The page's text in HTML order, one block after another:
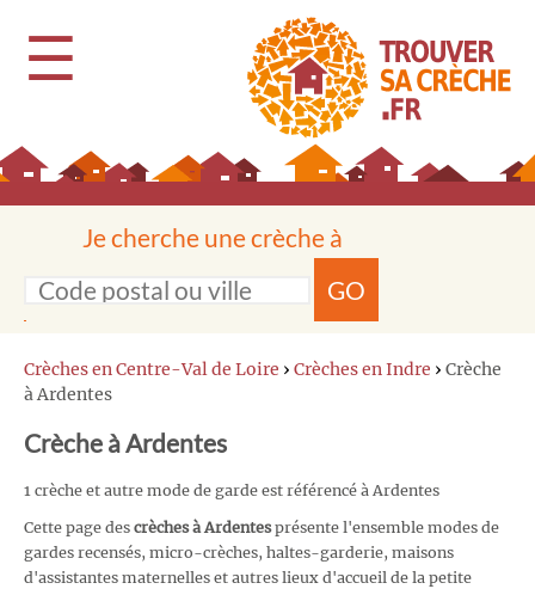
☰
Je cherche une crèche à
GO
Crèches en Centre-Val de Loire › Crèches en Indre › Crèche
à Ardentes
Crèche à Ardentes
1 crèche et autre mode de garde est référencé à Ardentes
Cette page des crèches à Ardentesprésente l'ensemble modes de
gardes recensés, micro-crèches, haltes-garderie, maisons
d'assistantes maternelles et autres lieux d'accueil de la petite